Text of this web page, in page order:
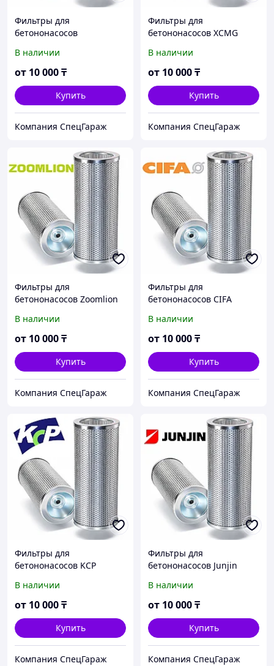
Фильтры для
бетононасосов
В наличии
от 10 000₸
Купить
Компания СпецГараж
Фильтры для
бетононасосов XCMG
В наличии
от 10 000₸
Купить
Компания СпецГараж
Фильтры для
бетононасосов Zoomlion
В наличии
от 10 000₸
Купить
Компания СпецГараж
Фильтры для
бетононасосов CIFA
В наличии
от 10 000₸
Купить
Компания СпецГараж
Фильтры для
бетононасосов KCP
В наличии
от 10 000₸
Купить
Компания СпецГараж
Фильтры для
бетононасосов Junjin
В наличии
от 10 000₸
Купить
Компания СпецГараж